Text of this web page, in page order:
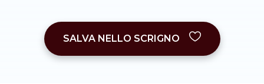
SALVA NELLO SCRIGNO